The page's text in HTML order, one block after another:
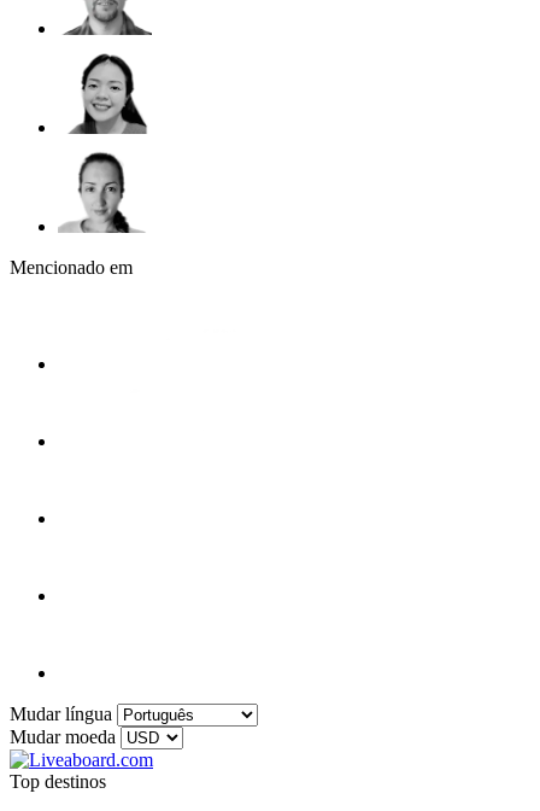
Mencionado em
Mudar língua
Mudar moeda
Top destinos